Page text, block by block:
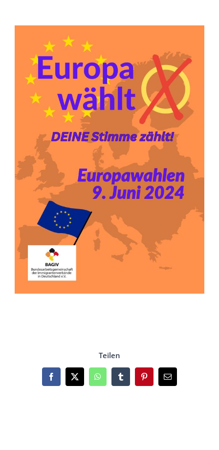
Teilen
Facebook
X WhatsAppTumblrPinterestEmail